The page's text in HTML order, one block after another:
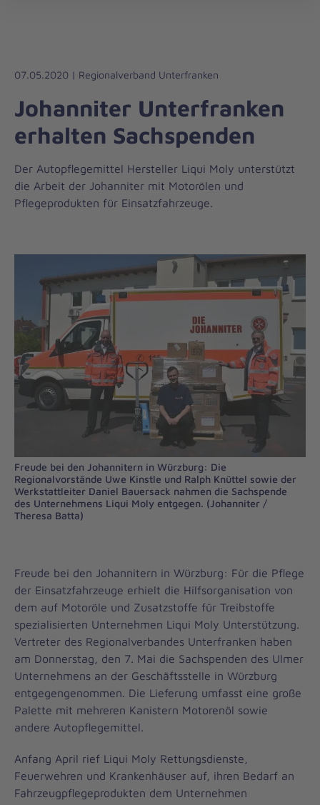
Liebe
Leben
07.05.2020 | Regionalverband Unterfranken
Johanniter Unterfranken
erhalten Sachspenden
Der Autopflegemittel Hersteller Liqui Moly unterstützt
die Arbeit der Johanniter mit Motorölen und
Pflegeprodukten für Einsatzfahrzeuge.
Freude bei den Johannitern in Würzburg: Die
Regionalvorstände Uwe Kinstle und Ralph Knüttel sowie der
Werkstattleiter Daniel Bauersack nahmen die Sachspende
des Unternehmens Liqui Moly entgegen. (Johanniter /
Theresa Batta)
Freude bei den Johannitern in Würzburg: Für die Pflege
der Einsatzfahrzeuge erhielt die Hilfsorganisation von
dem auf Motoröle und Zusatzstoffe für Treibstoffe
spezialisierten Unternehmen Liqui Moly Unterstützung.
Vertreter des Regionalverbandes Unterfranken haben
am Donnerstag, den 7. Mai die Sachspenden des Ulmer
Unternehmens an der Geschäftsstelle in Würzburg
entgegengenommen. Die Lieferung umfasst eine große
Palette mit mehreren Kanistern Motorenöl sowie
andere Autopflegemittel.
Anfang April rief Liqui Moly Rettungsdienste,
Feuerwehren und Krankenhäuser auf, ihren Bedarf an
Fahrzeugpflegeprodukten dem Unternehmen